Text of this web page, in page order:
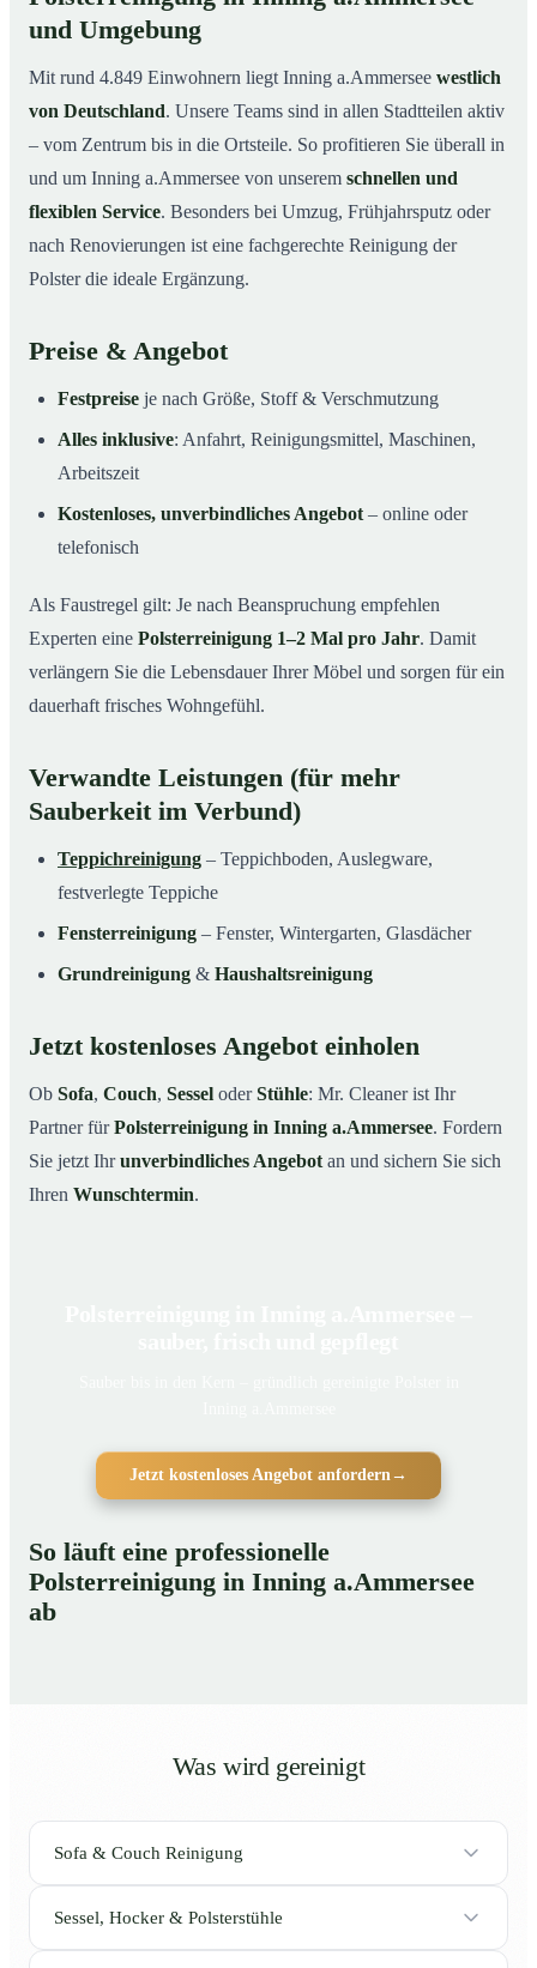
und Umgebung
Mit rund 4.849 Einwohnern liegt Inning a.Ammersee westlich
von Deutschland. Unsere Teams sind in allen Stadtteilen aktiv
– vom Zentrum bis in die Ortsteile. So profitieren Sie überall in
und um Inning a.Ammersee von unserem schnellen und
flexiblen Service. Besonders bei Umzug, Frühjahrsputz oder
nach Renovierungen ist eine fachgerechte Reinigung der
Polster die ideale Ergänzung.
Preise & Angebot
Festpreise je nach Größe, Stoff & Verschmutzung
Alles inklusive: Anfahrt, Reinigungsmittel, Maschinen,
Arbeitszeit
Kostenloses, unverbindliches Angebot – online oder
telefonisch
Als Faustregel gilt: Je nach Beanspruchung empfehlen
Experten eine Polsterreinigung 1–2 Mal pro Jahr. Damit
verlängern Sie die Lebensdauer Ihrer Möbel und sorgen für ein
dauerhaft frisches Wohngefühl.
Verwandte Leistungen (für mehr
Sauberkeit im Verbund)
Teppichreinigung – Teppichboden, Auslegware,
festverlegte Teppiche
Fensterreinigung – Fenster, Wintergarten, Glasdächer
Grundreinigung & Haushaltsreinigung
Jetzt kostenloses Angebot einholen
Ob Sofa, Couch, Sessel oderStühle: Mr. Cleaner ist Ihr
Partner fürPolsterreinigung in Inning a.Ammersee. Fordern
Sie jetzt Ihrunverbindliches Angebot an und sichern Sie sich
Ihren Wunschtermin.
Jetzt kostenloses Angebot anfordern→
So läuft eine professionelle
Polsterreinigung in Inning a.Ammersee
ab
Was wird gereinigt
Sofa & Couch Reinigung
Sessel, Hocker & Polsterstühle